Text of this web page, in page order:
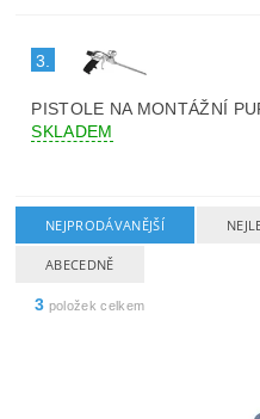
3.
PISTOLE NA MONTÁŽNÍ
SKLADEM
NEJPRODÁVANĚJŠÍ
ABECEDNĚ
3 položek celkem